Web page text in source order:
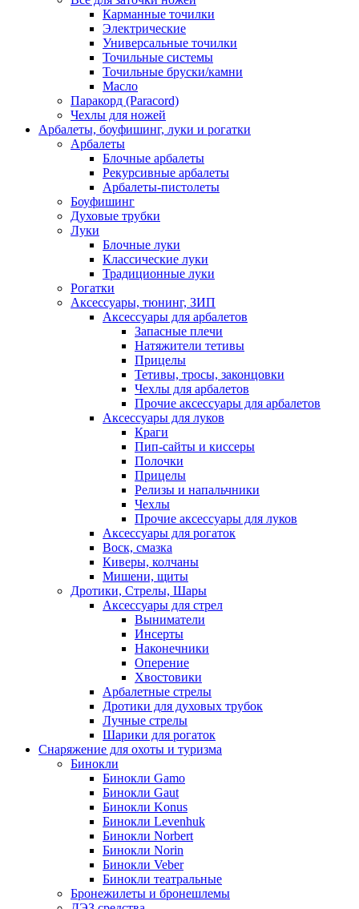
Карманные точилки
Электрические
Универсальные точилки
Точильные системы
Точильные бруски/камни
Масло
Паракорд (Paracord)
Чехлы для ножей
Арбалеты, боуфишинг, луки и рогатки
Арбалеты
Блочные арбалеты
Рекурсивные арбалеты
Арбалеты-пистолеты
Боуфишинг
Духовые трубки
Луки
Блочные луки
Классические луки
Традиционные луки
Рогатки
Аксессуары, тюнинг, ЗИП
Аксессуары для арбалетов
Запасные плечи
Натяжители тетивы
Прицелы
Тетивы, тросы, законцовки
Чехлы для арбалетов
Прочие аксессуары для арбалетов
Аксессуары для луков
Краги
Пип-сайты и киссеры
Полочки
Прицелы
Релизы и напальчники
Чехлы
Прочие аксессуары для луков
Аксессуары для рогаток
Воск, смазка
Киверы, колчаны
Мишени, щиты
Дротики, Стрелы, Шары
Аксессуары для стрел
Выниматели
Инсерты
Наконечники
Оперение
Хвостовики
Арбалетные стрелы
Дротики для духовых трубок
Лучные стрелы
Шарики для рогаток
Снаряжение для охоты и туризма
Бинокли
Бинокли Gamo
Бинокли Gaut
Бинокли Konus
Бинокли Levenhuk
Бинокли Norbert
Бинокли Norin
Бинокли Veber
Бинокли театральные
Бронежилеты и бронешлемы